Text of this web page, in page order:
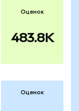
Оценок
483.8K
Оценок